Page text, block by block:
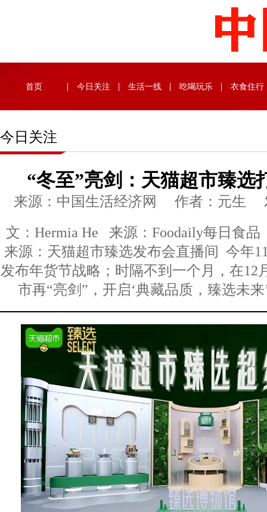
首页 今日关注 生活一线 吃喝玩乐 衣食住行
今日关注
“冬至”亮剑：天猫超市臻选
来源：中国生活经济网 作者：元生
文：Hermia He 来源：Foodaily每日食
来源：天猫超市臻选发布会直播间 今年
发布年货节战略；时隔不到一个月，在12
市再“亮剑”，开启‘典藏品质，臻选未